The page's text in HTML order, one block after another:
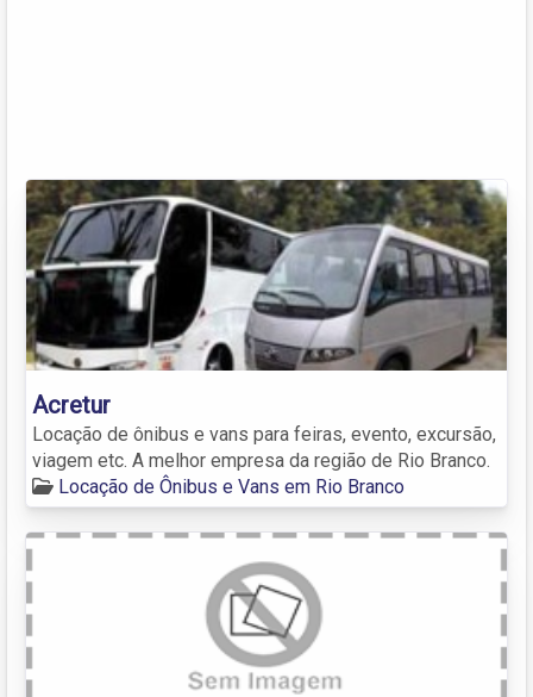
Acretur
Locação de ônibus e vans para feiras, evento, excursão,
viagem etc. A melhor empresa da região de Rio Branco.
Locação de Ônibus e Vans em Rio Branco